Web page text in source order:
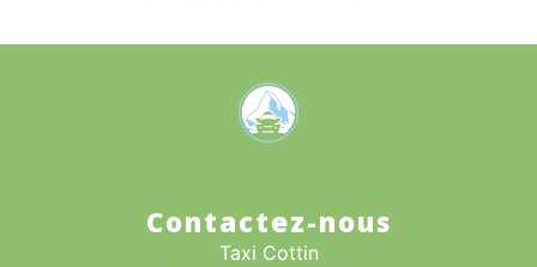
Contactez-nous
Taxi Cottin